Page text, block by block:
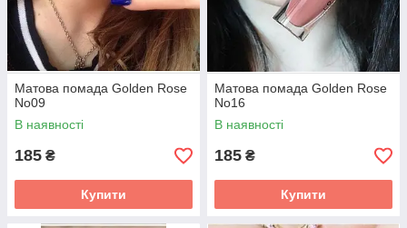
Матова помада Golden Rose
No09
В наявності
185 ₴
Купити
Матова помада Golden Rose
No16
В наявності
185 ₴
Купити